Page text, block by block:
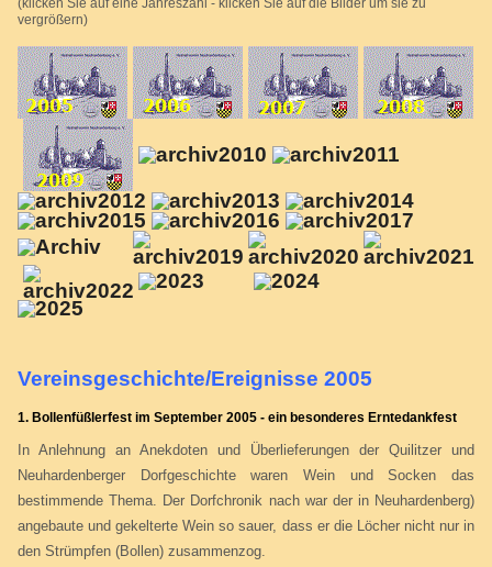
vergrößern)
Vereinsgeschichte/Ereignisse 2005
1. Bollenfüßlerfest im September 2005 - ein besonderes Erntedankfest
In Anlehnung an Anekdoten und Überlieferungen der Quilitzer und
Neuhardenberger Dorfgeschichte waren Wein und Socken das
bestimmende Thema. Der Dorfchronik nach war der in Neuhardenberg)
angebaute und gekelterte Wein so sauer, dass er die Löcher nicht nur in
den Strümpfen (Bollen) zusammenzog.